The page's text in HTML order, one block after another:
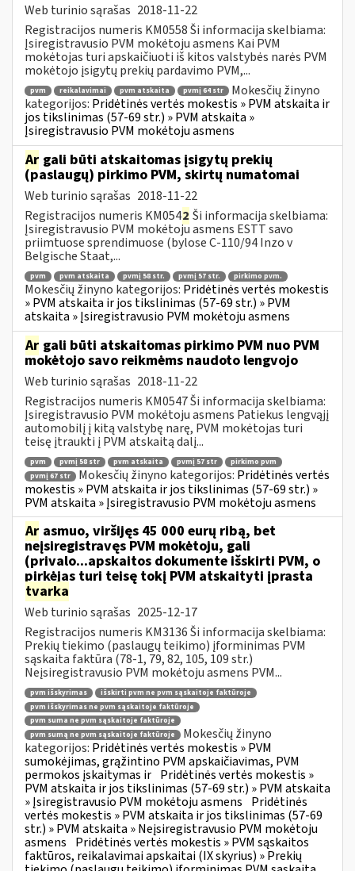
Web turinio sąrašas 2018-11-22
Registracijos numeris KM0558 Ši informacija skelbiama:
Įsiregistravusio PVM mokėtoju asmens Kai PVM
mokėtojas turi apskaičiuoti iš kitos valstybės narės PVM
mokėtojo įsigytų prekių pardavimo PVM,...
pvm reikalavimai pvm atskaita pvmį 64 str
Mokesčių žinyno
kategorijos: Pridėtinės vertės mokestis » PVM atskaita ir
jos tikslinimas (57-69 str.) » PVM atskaita »
Įsiregistravusio PVM mokėtoju asmens
Ar gali būti atskaitomas įsigytų prekių
(paslaugų) pirkimo PVM, skirtų numatomai
Web turinio sąrašas 2018-11-22
Registracijos numeris KM0542 Ši informacija skelbiama:
Įsiregistravusio PVM mokėtoju asmens ESTT savo
priimtuose sprendimuose (bylose C-110/94 Inzo v
Belgische Staat,...
pvm pvm atskaita pvmį 58 str. pvmį 57 str. pirkimo pvm.
Mokesčių žinyno kategorijos: Pridėtinės vertės mokestis
» PVM atskaita ir jos tikslinimas (57-69 str.) » PVM
atskaita » Įsiregistravusio PVM mokėtoju asmens
Ar gali būti atskaitomas pirkimo PVM nuo PVM
mokėtojo savo reikmėms naudoto lengvojo
Web turinio sąrašas 2018-11-22
Registracijos numeris KM0547 Ši informacija skelbiama:
Įsiregistravusio PVM mokėtoju asmens Patiekus lengvąjį
automobilį į kitą valstybę narę, PVM mokėtojas turi
teisę įtraukti į PVM atskaitą dalį...
pvm pvmį 58 str pvm atskaita pvmį 57 str
pirkimo pvm
pvmį 67 str
Mokesčių žinyno kategorijos: Pridėtinės vertės
mokestis » PVM atskaita ir jos tikslinimas (57-69 str.) »
PVM atskaita » Įsiregistravusio PVM mokėtoju asmens
Ar asmuo, viršijęs 45 000 eurų ribą, bet
neįsiregistravęs PVM mokėtoju, gali
(privalo...apskaitos dokumente išskirti PVM, o
pirkėjas turi teisę tokį PVM atskaityti įprasta
tvarka
Web turinio sąrašas 2025-12-17
Registracijos numeris KM3136 Ši informacija skelbiama:
Prekių tiekimo (paslaugų teikimo) įforminimas PVM
sąskaita faktūra (78-1, 79, 82, 105, 109 str.)
Neįsiregistravusio PVM mokėtoju asmens PVM...
pvm išskyrimas
išskirti pvm ne pvm sąskaitoje faktūroje
pvm išskyrimas ne pvm sąskaitoje faktūroje
pvm suma ne pvm sąskaitoje faktūroje
pvm sumą ne pvm sąskaitoje faktūroje
Mokesčių žinyno
kategorijos: Pridėtinės vertės mokestis » PVM
sumokėjimas, grąžintino PVM apskaičiavimas, PVM
permokos įskaitymas ir Pridėtinės vertės mokestis »
PVM atskaita ir jos tikslinimas (57-69 str.) » PVM atskaita
» Įsiregistravusio PVM mokėtoju asmens Pridėtinės
vertės mokestis » PVM atskaita ir jos tikslinimas (57-69
str.) » PVM atskaita » Neįsiregistravusio PVM mokėtoju
asmens Pridėtinės vertės mokestis » PVM sąskaitos
faktūros, reikalavimai apskaitai (IX skyrius) » Prekių